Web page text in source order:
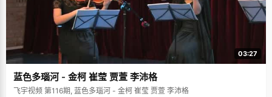
03:27
蓝色多瑙河 - 金柯 崔莹 贾萱 李沛格
飞宇视频 第116期, 蓝色多瑙河 - 金柯 崔莹 贾萱 李沛格